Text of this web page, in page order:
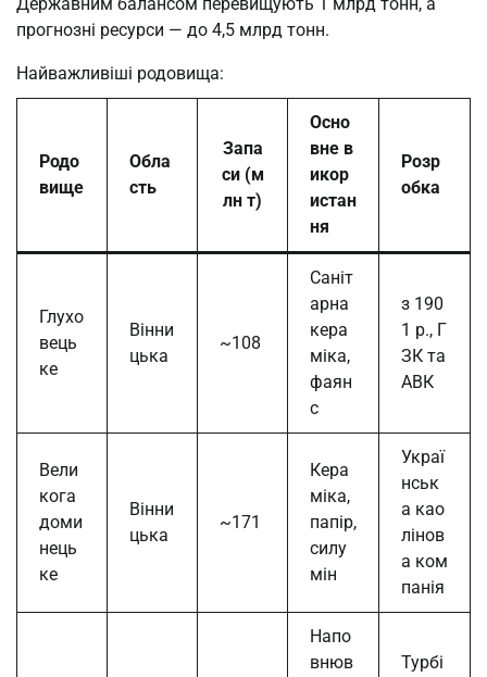
Державним балансом перевищують 1 млрд тонн, а
прогнозні ресурси — до 4,5 млрд тонн.
Найважливіші родовища:
Родо
вище
Обла
сть
Запа
си (м
лн т)
Осно
вне в
икор
истан
ня
Розр
обка
Глухо
вець
ке
Вінни
цька
~108
Саніт
арна
кера
міка,
фаян
с
з 190
1 р., Г
ЗК та
АВК
Вели
кога
доми
нець
ке
Вінни
цька
~171
Кера
міка,
папір,
силу
мін
Украї
нськ
а као
лінов
а ком
панія
Напо
внюв
Турбі